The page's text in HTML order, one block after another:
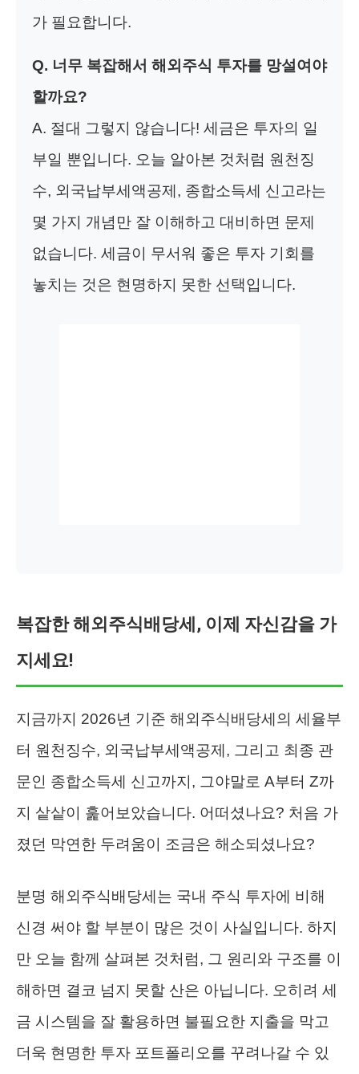
가 필요합니다.
Q. 너무 복잡해서 해외주식 투자를 망설여야
할까요?
A. 절대 그렇지 않습니다! 세금은 투자의 일
부일 뿐입니다. 오늘 알아본 것처럼 원천징
수, 외국납부세액공제, 종합소득세 신고라는
몇 가지 개념만 잘 이해하고 대비하면 문제
없습니다. 세금이 무서워 좋은 투자 기회를
놓치는 것은 현명하지 못한 선택입니다.
복잡한 해외주식배당세, 이제 자신감을 가
지세요!
지금까지 2026년 기준 해외주식배당세의 세율부
터 원천징수, 외국납부세액공제, 그리고 최종 관
문인 종합소득세 신고까지, 그야말로 A부터 Z까
지 샅샅이 훑어보았습니다. 어떠셨나요? 처음 가
졌던 막연한 두려움이 조금은 해소되셨나요?
분명 해외주식배당세는 국내 주식 투자에 비해
신경 써야 할 부분이 많은 것이 사실입니다. 하지
만 오늘 함께 살펴본 것처럼, 그 원리와 구조를 이
해하면 결코 넘지 못할 산은 아닙니다. 오히려 세
금 시스템을 잘 활용하면 불필요한 지출을 막고
더욱 현명한 투자 포트폴리오를 꾸려나갈 수 있